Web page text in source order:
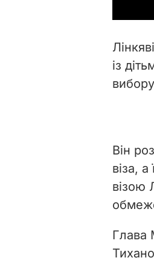
із
Він
віза,
візою
Глава